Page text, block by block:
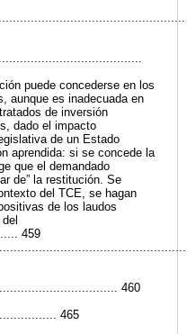
puede concederse en los
aunque es inadecuada en
de inversión
dado el impacto
de un Estado
aprendida: si se concede la
que el demandado
de” la restitución. Se
del TCE, se hagan
de los laudos
459
460
465